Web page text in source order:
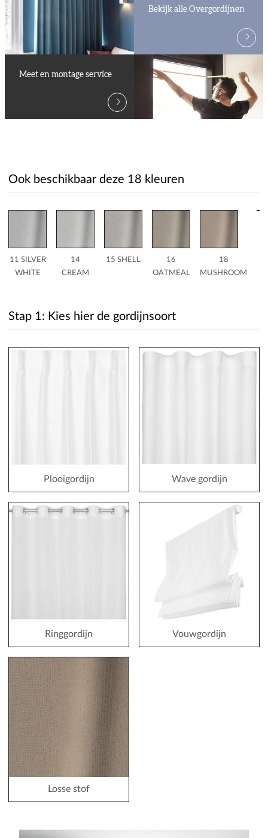
Bekijk alle Overgordijnen
Meet en montage service
Ook beschikbaar deze 18 kleuren
11 SILVER
WHITE
14
CREAM
15 SHELL
16
OATMEAL
18
MUSHROOM
Stap 1: Kies hier de gordijnsoort
Plooigordijn Wave gordijn
Ringgordijn Vouwgordijn
Losse stof